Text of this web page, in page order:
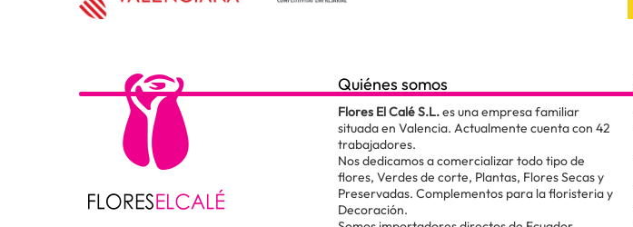
Quiénes somos
Flores El Calé S.L.es una empresa familiar
situada en Valencia. Actualmente cuenta con 42
trabajadores.
Nos dedicamos a comercializar todo tipo de
flores, Verdes de corte, Plantas, Flores Secas y
Preservadas. Complementos para la floristeria y
Decoración.